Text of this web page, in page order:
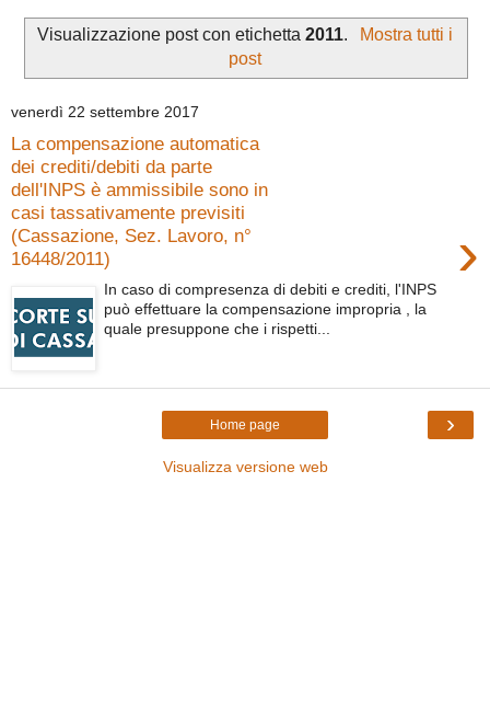
Visualizzazione post con etichetta2011.
Mostra tutti i
post
venerdì 22 settembre 2017
La compensazione automatica
dei crediti/debiti da parte
dell'INPS è ammissibile sono in
casi tassativamente previsiti
(Cassazione, Sez. Lavoro, n°
16448/2011)
›
In caso di compresenza di debiti e crediti, l'INPS
può effettuare la compensazione impropria , la
quale presuppone che i rispetti...
›
Home page
Visualizza versione web